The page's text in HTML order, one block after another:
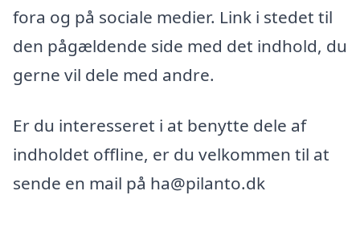
fora og på sociale medier. Link i stedet til
den pågældende side med det indhold, du
gerne vil dele med andre.
Er du interesseret i at benytte dele af
indholdet offline, er du velkommen til at
sende en mail på ha@pilanto.dk